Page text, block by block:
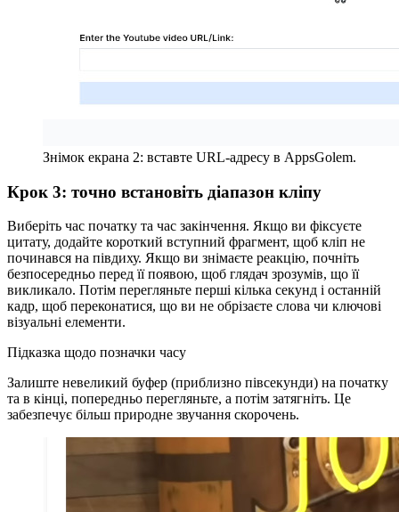
Знімок екрана 2: вставте URL-адресу в AppsGolem.
Крок 3: точно встановіть діапазон кліпу
Виберіть час початку та час закінчення. Якщо ви фіксуєте
цитату, додайте короткий вступний фрагмент, щоб кліп не
починався на півдиху. Якщо ви знімаєте реакцію, почніть
безпосередньо перед її появою, щоб глядач зрозумів, що її
викликало. Потім перегляньте перші кілька секунд і останній
кадр, щоб переконатися, що ви не обрізаєте слова чи ключові
візуальні елементи.
Підказка щодо позначки часу
Залиште невеликий буфер (приблизно півсекунди) на початку
та в кінці, попередньо перегляньте, а потім затягніть. Це
забезпечує більш природне звучання скорочень.